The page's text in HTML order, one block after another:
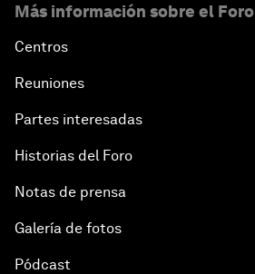
Más información sobre el Foro
Centros
Reuniones
Partes interesadas
Historias del Foro
Notas de prensa
Galería de fotos
Pódcast